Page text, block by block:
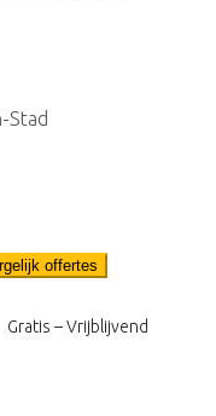
Stad
offertes
Gratis – Vrijblijvend